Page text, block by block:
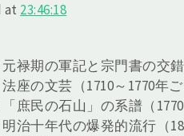
at 23:46:18
禄期の軍記と宗門書の交錯
座の文芸（1710～1770年ご
庶民の石山」の系譜（1770
治十年代の爆発的流行（